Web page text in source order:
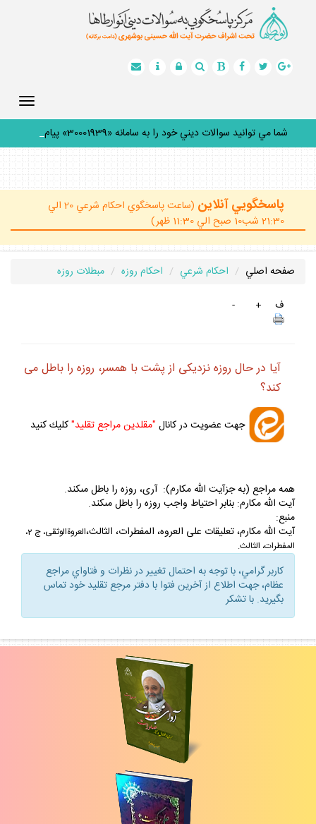
شما مي توانيد سوالات ديني خود را به سامانه «30001939» پيامك
پاسخگويي آنلاين
(ساعت پاسخگوي احكام شرعي 20 الي
21:30 شب10 صبح الي 11:30 ظهر)
صفحه اصلي احكام شرعي احكام روزه
مبطلات روزه
ف
+
-
آيا در حال روزه نزديكى از پشت با همسر، روزه را باطل مى‏
كند؟
جهت عضويت در كانال "مقلدين مراجع تقليد"كليك كنيد
همه مراجع (به جزآيت الله مكارم): آرى، روزه را باطل مى‏كند.
آيت الله مكارم: بنابر احتياط واجب روزه را باطل مى‏كند.
منبع:
آيت الله مكارم، تعليقات على العروه، المفطرات، الثالث،
العروةالوثقى، ج 2،
المفطرات، الثالث.
كاربر گرامي، با توجه به احتمال تغيير در نظرات و فتاواي مراجع
عظام، جهت اطلاع از آخرين فتوا با دفتر مرجع تقليد خود تماس
بگيريد. با تشكر